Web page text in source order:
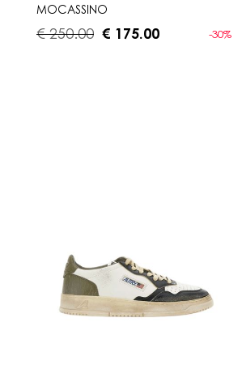
MOCASSINO
€ 250.00 -30%
€ 175.00